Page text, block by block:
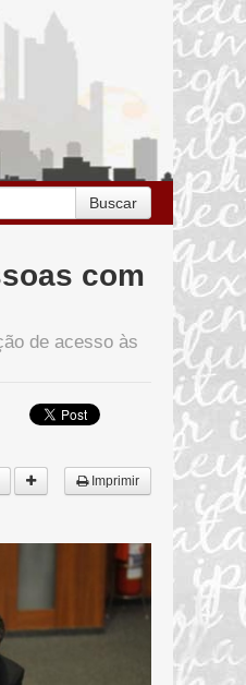
Buscar
com
de acesso às
Imprimir